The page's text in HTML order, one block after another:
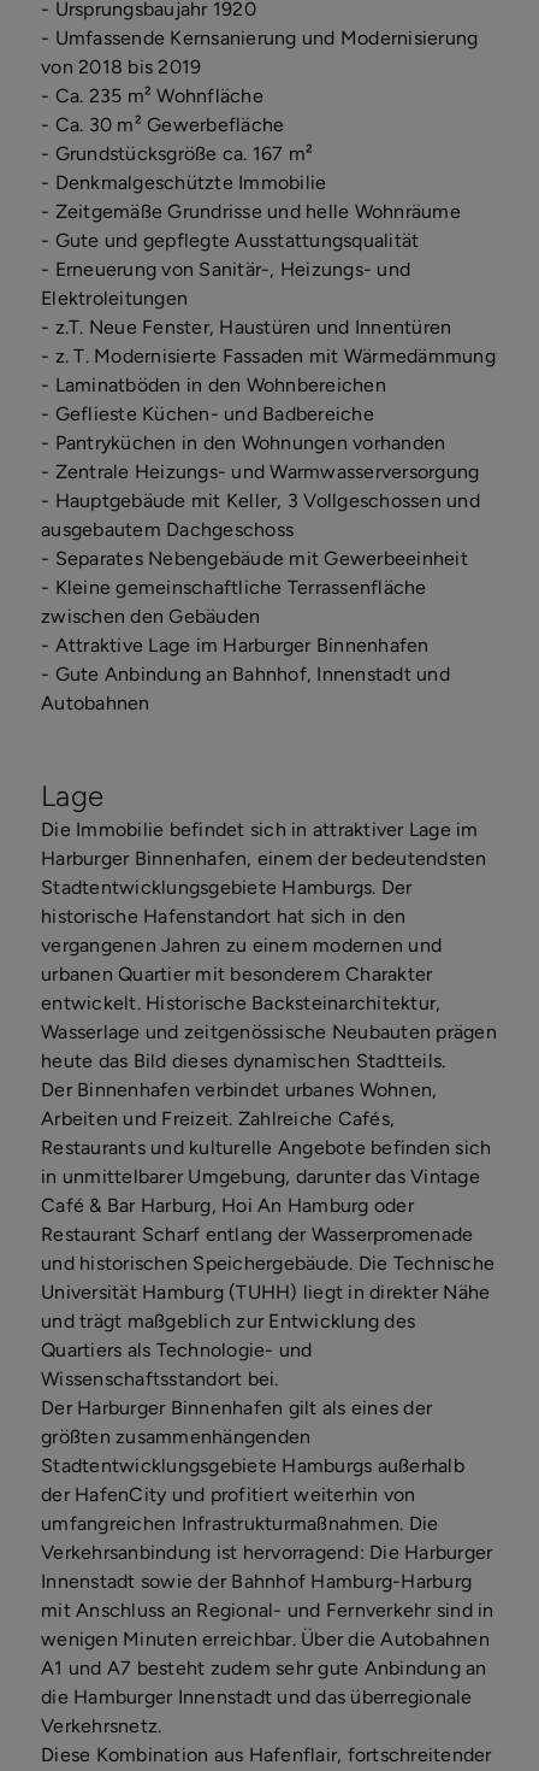
- Ursprungsbaujahr 1920
- Umfassende Kernsanierung und Modernisierung
von 2018 bis 2019
- Ca. 235 m² Wohnfläche
- Ca. 30 m² Gewerbefläche
- Grundstücksgröße ca. 167 m²
- Denkmalgeschützte Immobilie
- Zeitgemäße Grundrisse und helle Wohnräume
- Gute und gepflegte Ausstattungsqualität
- Erneuerung von Sanitär-, Heizungs- und
Elektroleitungen
- z.T. Neue Fenster, Haustüren und Innentüren
- z. T. Modernisierte Fassaden mit Wärmedämmung
- Laminatböden in den Wohnbereichen
- Geflieste Küchen- und Badbereiche
- Pantryküchen in den Wohnungen vorhanden
- Zentrale Heizungs- und Warmwasserversorgung
- Hauptgebäude mit Keller, 3 Vollgeschossen und
ausgebautem Dachgeschoss
- Separates Nebengebäude mit Gewerbeeinheit
- Kleine gemeinschaftliche Terrassenfläche
zwischen den Gebäuden
- Attraktive Lage im Harburger Binnenhafen
- Gute Anbindung an Bahnhof, Innenstadt und
Autobahnen
Lage
Die Immobilie befindet sich in attraktiver Lage im
Harburger Binnenhafen, einem der bedeutendsten
Stadtentwicklungsgebiete Hamburgs. Der
historische Hafenstandort hat sich in den
vergangenen Jahren zu einem modernen und
urbanen Quartier mit besonderem Charakter
entwickelt. Historische Backsteinarchitektur,
Wasserlage und zeitgenössische Neubauten prägen
heute das Bild dieses dynamischen Stadtteils.
Der Binnenhafen verbindet urbanes Wohnen,
Arbeiten und Freizeit. Zahlreiche Cafés,
Restaurants und kulturelle Angebote befinden sich
in unmittelbarer Umgebung, darunter das Vintage
Café & Bar Harburg, Hoi An Hamburg oder
Restaurant Scharf entlang der Wasserpromenade
und historischen Speichergebäude. Die Technische
Universität Hamburg (TUHH) liegt in direkter Nähe
und trägt maßgeblich zur Entwicklung des
Quartiers als Technologie- und
Wissenschaftsstandort bei.
Der Harburger Binnenhafen gilt als eines der
größten zusammenhängenden
Stadtentwicklungsgebiete Hamburgs außerhalb
der HafenCity und profitiert weiterhin von
umfangreichen Infrastrukturmaßnahmen. Die
Verkehrsanbindung ist hervorragend: Die Harburger
Innenstadt sowie der Bahnhof Hamburg-Harburg
mit Anschluss an Regional- und Fernverkehr sind in
wenigen Minuten erreichbar. Über die Autobahnen
A1 und A7 besteht zudem sehr gute Anbindung an
die Hamburger Innenstadt und das überregionale
Verkehrsnetz.
Diese Kombination aus Hafenflair, fortschreitender